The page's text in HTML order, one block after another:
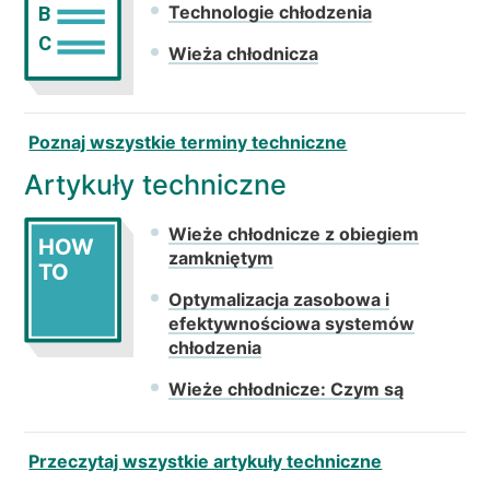
B
C
Technologie chłodzenia
Wieża chłodnicza
Poznaj wszystkie terminy techniczne
Artykuły techniczne
HOW
TO
Wieże chłodnicze z obiegiem
zamkniętym
Optymalizacja zasobowa i
efektywnościowa systemów
chłodzenia
Wieże chłodnicze: Czym są
Przeczytaj wszystkie artykuły techniczne